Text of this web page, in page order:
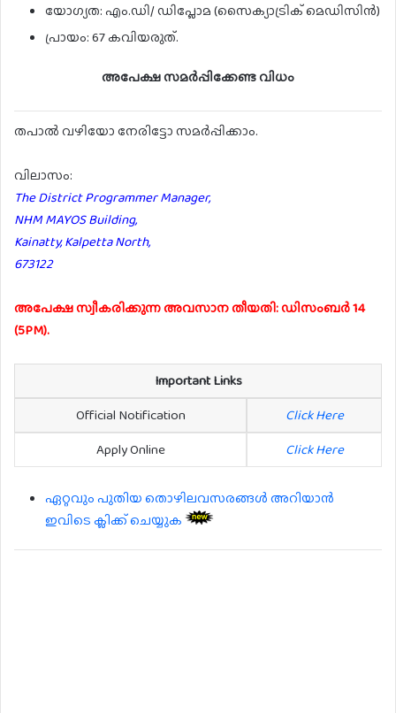
യോഗ്യത: എം.ഡി/ ഡിപ്ലോമ (സൈക്യാട്രിക് മെഡിസിൻ)
പ്രായം: 67 കവിയരുത്.
അപേക്ഷ സമർപ്പിക്കേണ്ട വിധം
തപാൽ വഴിയോ നേരിട്ടോ സമർപ്പിക്കാം.
വിലാസം:
The District Programmer Manager,
NHM MAYOS Building,
Kainatty, Kalpetta North,
673122
അപേക്ഷ സ്വീകരിക്കുന്ന അവസാന തീയതി: ഡിസംബർ 14
(5PM).
Important Links
Official Notification
Click Here
Apply Online
Click Here
ഏറ്റവും പുതിയ തൊഴിലവസരങ്ങൾ അറിയാൻ
ഇവിടെ ക്ലിക്ക് ചെയ്യുക